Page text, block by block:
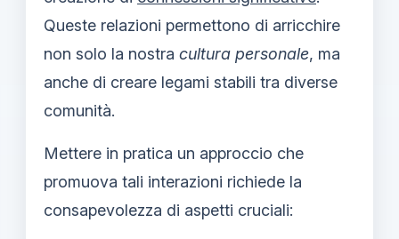
Queste relazioni permettono di arricchire
non solo la nostra cultura personale, ma
anche di creare legami stabili tra diverse
comunità.
Mettere in pratica un approccio che
promuova tali interazioni richiede la
consapevolezza di aspetti cruciali: